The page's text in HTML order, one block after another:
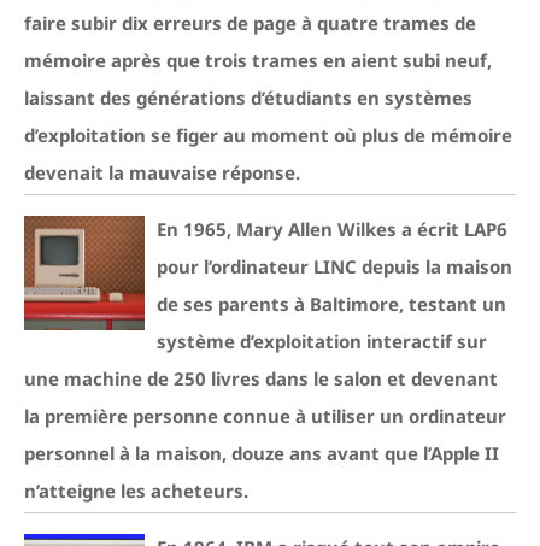
faire subir dix erreurs de page à quatre trames de
mémoire après que trois trames en aient subi neuf,
laissant des générations d’étudiants en systèmes
d’exploitation se figer au moment où plus de mémoire
devenait la mauvaise réponse.
En 1965, Mary Allen Wilkes a écrit LAP6
pour l’ordinateur LINC depuis la maison
de ses parents à Baltimore, testant un
système d’exploitation interactif sur
une machine de 250 livres dans le salon et devenant
la première personne connue à utiliser un ordinateur
personnel à la maison, douze ans avant que l’Apple II
n’atteigne les acheteurs.